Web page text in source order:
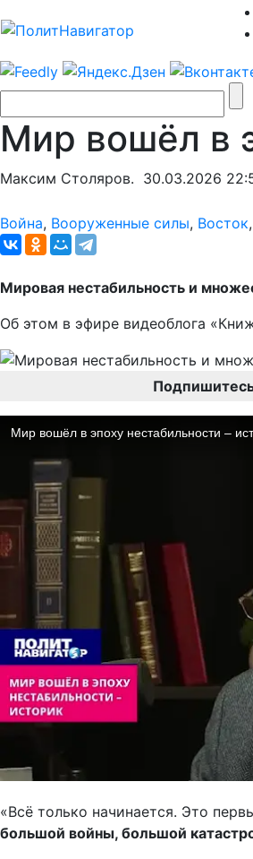
Мир вошёл в
Максим Столяров. 30.03.2026
Война, Вооруженные силы, Восток,
Мировая нестабильность и
Об этом в эфире видеоблога
«Всё только начинается. Это
большой войны, большой